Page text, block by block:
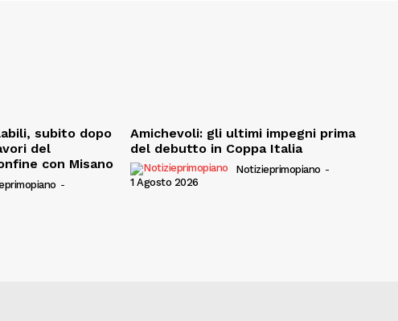
subito dopo
del
con Misano
-
Amichevoli: gli ultimi impegni prima
del debutto in Coppa Italia
Notizieprimopiano -
1 Agosto 2026